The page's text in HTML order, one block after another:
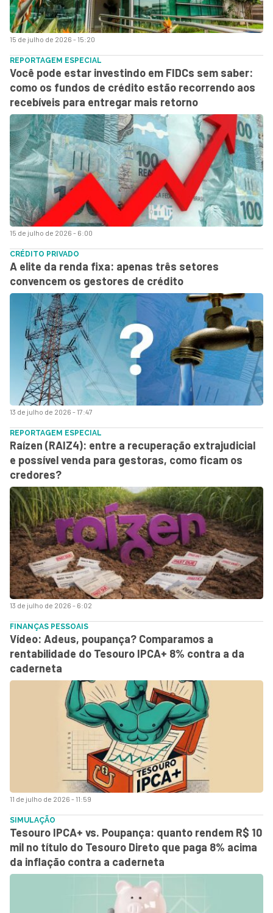
15 de julho de 2026 - 15:20
15 de julho de 2026 - 6:00
REPORTAGEM ESPECIAL
Você pode estar investindo em FIDCs sem saber:
como os fundos de crédito estão recorrendo aos
recebíveis para entregar mais retorno
13 de julho de 2026 - 17:47
CRÉDITO PRIVADO
A elite da renda fixa: apenas três setores
convencem os gestores de crédito
13 de julho de 2026 - 6:02
REPORTAGEM ESPECIAL
Raízen (RAIZ4): entre a recuperação extrajudicial
e possível venda para gestoras, como ficam os
credores?
11 de julho de 2026 - 11:59
FINANÇAS PESSOAIS
Vídeo: Adeus, poupança? Comparamos a
rentabilidade do Tesouro IPCA+ 8% contra a da
caderneta
SIMULAÇÃO
Tesouro IPCA+ vs. Poupança: quanto rendem R$ 10
mil no título do Tesouro Direto que paga 8% acima
da inflação contra a caderneta